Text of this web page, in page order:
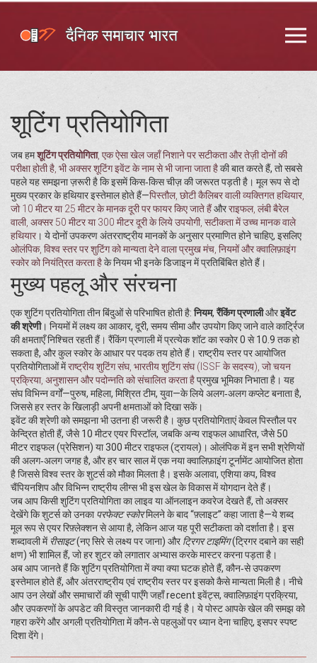
शूटिंग प्रतियोगिता
जब हमशूटिंग प्रतियोगिता, एक ऐसा खेल जहाँ निशाने पर सटीकता और तेज़ी दोनों की
परीक्षा होती है , भी अक्सरशूटिंग इवेंटके नाम से भी जाना जाता हैकी बात करते हैं, तो सबसे
पहले यह समझना ज़रूरी है कि इसमें किस‑किस चीज़ की जरूरत पड़ती है। मूल रूप से दो
मुख्य प्रकार के हथियार इस्तेमाल होते हैं—पिस्तौल, छोटी कैलिबर वाली व्यक्तिगत हथियार,
जो 10 मीटर या 25 मीटर के मानक दूरी पर फायर किए जाते हैंऔरराइफल, लंबी बैरेल
वाली, अक्सर 50 मीटर या 300 मीटर दूरी के लिये उपयोगी, सटीकता में उच्च मानक वाले
हथियार। ये दोनों उपकरण अंतरराष्ट्रीय मानकों के अनुसार प्रमाणित होने चाहिए, इसलिए
ओलंपिक, विश्व स्तर पर शुटिंग को मान्यता देने वाला प्रमुख मंच, नियमों और क्वालिफ़ाइंग
स्कोर को नियंत्रित करता हैके नियम भी इनके डिजाइन में प्रतिबिंबित होते हैं।
मुख्य पहलू और संरचना
एक शुटिंग प्रतियोगिता तीन बिंदुओं से परिभाषित होती है:नियम,रैंकिंग प्रणालीऔरइवेंट
की श्रेणी। नियमों में लक्ष्य का आकार, दूरी, समय सीमा और उपयोग किए जाने वाले कार्ट्रिज
की क्षमताएँ निश्चित रहती हैं। रैंकिंग प्रणाली में प्रत्येक शॉट का स्कोर 0 से 10.9 तक हो
सकता है, और कुल स्कोर के आधार पर पदक तय होते हैं। राष्ट्रीय स्तर पर आयोजित
प्रतियोगिताओं मेंराष्ट्रीय शुटिंग संघ, भारतीय शुटिंग संघ (ISSF के सदस्य), जो चयन
प्रक्रिया, अनुशासन और पदोन्नति को संचालित करता हैप्रमुख भूमिका निभाता है। यह
संघ विभिन्न वर्गों—पुरुष, महिला, मिश्रित टीम, युवा—के लिये अलग‑अलग कप्लेट बनाता है,
जिससे हर स्तर के खिलाड़ी अपनी क्षमताओं को दिखा सकें।
इवेंट की श्रेणी को समझना भी उतना ही जरूरी है। कुछ प्रतियोगिताएं केवल पिस्तौल पर
केन्द्रित होती हैं, जैसे 10 मीटर एयर पिस्टॉल, जबकि अन्य राइफल आधारित, जैसे 50
मीटर राइफल (प्रेसिशन) या 300 मीटर राइफल (ट्रायल)। ओलंपिक में इन सभी श्रेणियों
की अलग‑अलग जगह है, और हर चार साल में एक नया क्वालिफ़ाइंग टूर्नामेंट आयोजित होता
है जिससे विश्व स्तर के शुटर्स को मौका मिलता है। इसके अलावा, एशिया कप, विश्व
चैंपियनशिप और विभिन्न राष्ट्रीय लीग्स भी इस खेल के विकास में योगदान देते हैं।
जब आप किसी शुटिंग प्रतियोगिता का लाइव या ऑनलाइन कवरेज देखते हैं, तो अक्सर
देखेंगे कि शुटर्स को उनकापरफेक्ट स्कोरमिलने के बाद “फ़्लाइट” कहा जाता है—ये शब्द
मूल रूप से एयर रिफ़्लेक्शन से आया है, लेकिन आज यह पूरी सटीकता को दर्शाता है। इस
शब्दावली में रीसाइट(नए सिरे से लक्ष्य पर जाना) औरट्रिगर टाइमिंग(ट्रिगर दबाने का सही
क्षण) भी शामिल हैं, जो हर शुटर को लगातार अभ्यास करके मास्टर करना पड़ता है।
अब आप जानते हैं कि शुटिंग प्रतियोगिता में क्या क्या घटक होते हैं, कौन‑से उपकरण
इस्तेमाल होते हैं, और अंतरराष्ट्रीय एवं राष्ट्रीय स्तर पर इसको कैसे मान्यता मिली है। नीचे
आप उन लेखों और समाचारों की सूची पाएँगे जहाँ recent इवेंट्स, क्वालिफ़ाइंग प्रक्रिया,
और उपकरणों के अपडेट की विस्तृत जानकारी दी गई है। ये पोस्ट आपके खेल की समझ को
गहरा करेंगे और अगली प्रतियोगिता में कौन‑से पहलुओं पर ध्यान देना चाहिए, इसपर स्पष्ट
दिशा देंगे।